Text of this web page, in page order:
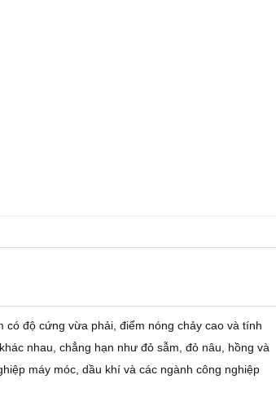
độ cứng vừa phải, điểm nóng chảy cao và tính
nhau, chẳng hạn như đỏ sẫm, đỏ nâu, hồng và
máy móc, dầu khí và các ngành công nghiệp